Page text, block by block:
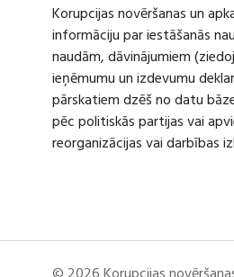
Korupcijas novēršanas un
informāciju par iestāšanās
naudām, dāvinājumiem
ieņēmumu un izdevumu
pārskatiem dzēš no datu
pēc politiskās partijas vai
reorganizācijas vai darbības